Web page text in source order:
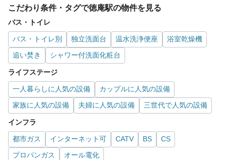
こだわり条件・タグで徳庵駅の物件を見る
バス・トイレ
バス・トイレ別 独立洗面台 温水洗浄便座
浴室乾燥機
追い焚き
シャワー付洗面化粧台
ライフステージ
一人暮らしに人気の設備
カップルに人気の設備
家族に人気の設備
夫婦に人気の設備 三世代で人気の設備
インフラ
都市ガス インターネット可 CATV BS
CS
プロパンガス
オール電化